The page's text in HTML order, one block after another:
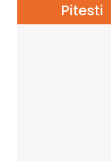
Pitesti